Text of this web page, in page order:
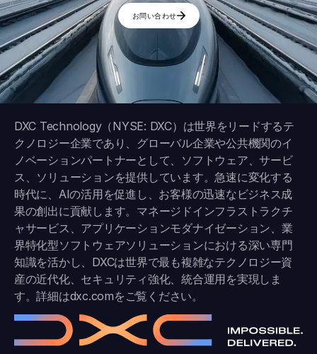
お問い合わせ
DXC Technology（NYSE: DXC）は世界をリードするテ
クノロジー企業であり、グローバル企業や公共機関のイ
ノベーションパートナーとして、ソフトウェア、サービ
ス、ソリューションを提供しています。急速に変化する
時代に、AIの活用を促進し、お客様の迅速なビジネス成
果の創出に貢献します。マネージドインフラストラクチ
ャサービス、アプリケーションモダナイゼーション、業
界特化型ソフトウェアソリューションにおける深い専門
知識を活かし、DXCは世界で最も複雑なテクノロジー資
産の近代化、セキュリティ強化、統合運用を実現しま
す。詳細はdxc.comをご覧ください。